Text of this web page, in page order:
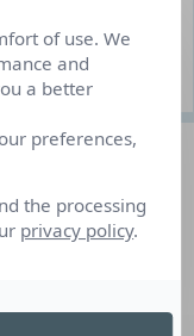
et affective de
of use. We
and
a better
preferences,
the processing
privacy policy.